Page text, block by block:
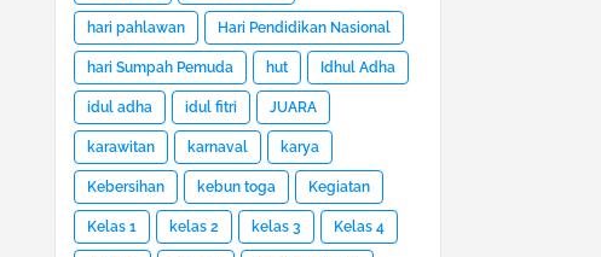
hari pahlawan Hari Pendidikan Nasional
hari Sumpah Pemuda hut Idhul Adha
idul adha idul fitri JUARA
karawitan karnaval karya
Kebersihan kebun toga Kegiatan
Kelas 1 kelas 2 kelas 3 Kelas 4